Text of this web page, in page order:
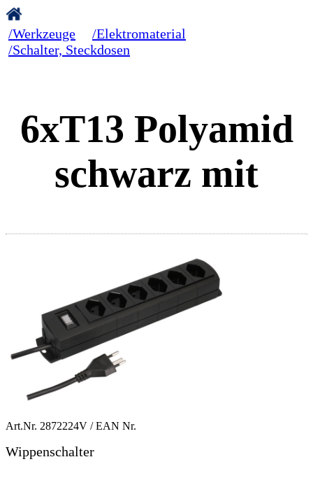
/Werkzeuge
/Elektromaterial
/Schalter, Steckdosen
6xT13 Polyamid
schwarz mit
Art.Nr. 2872224V / EAN Nr.
Wippenschalter